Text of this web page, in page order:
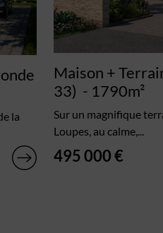
la
Maison +
33) - 1790m²
Sur un magnifique
Loupes, au calme,...
495 000 €